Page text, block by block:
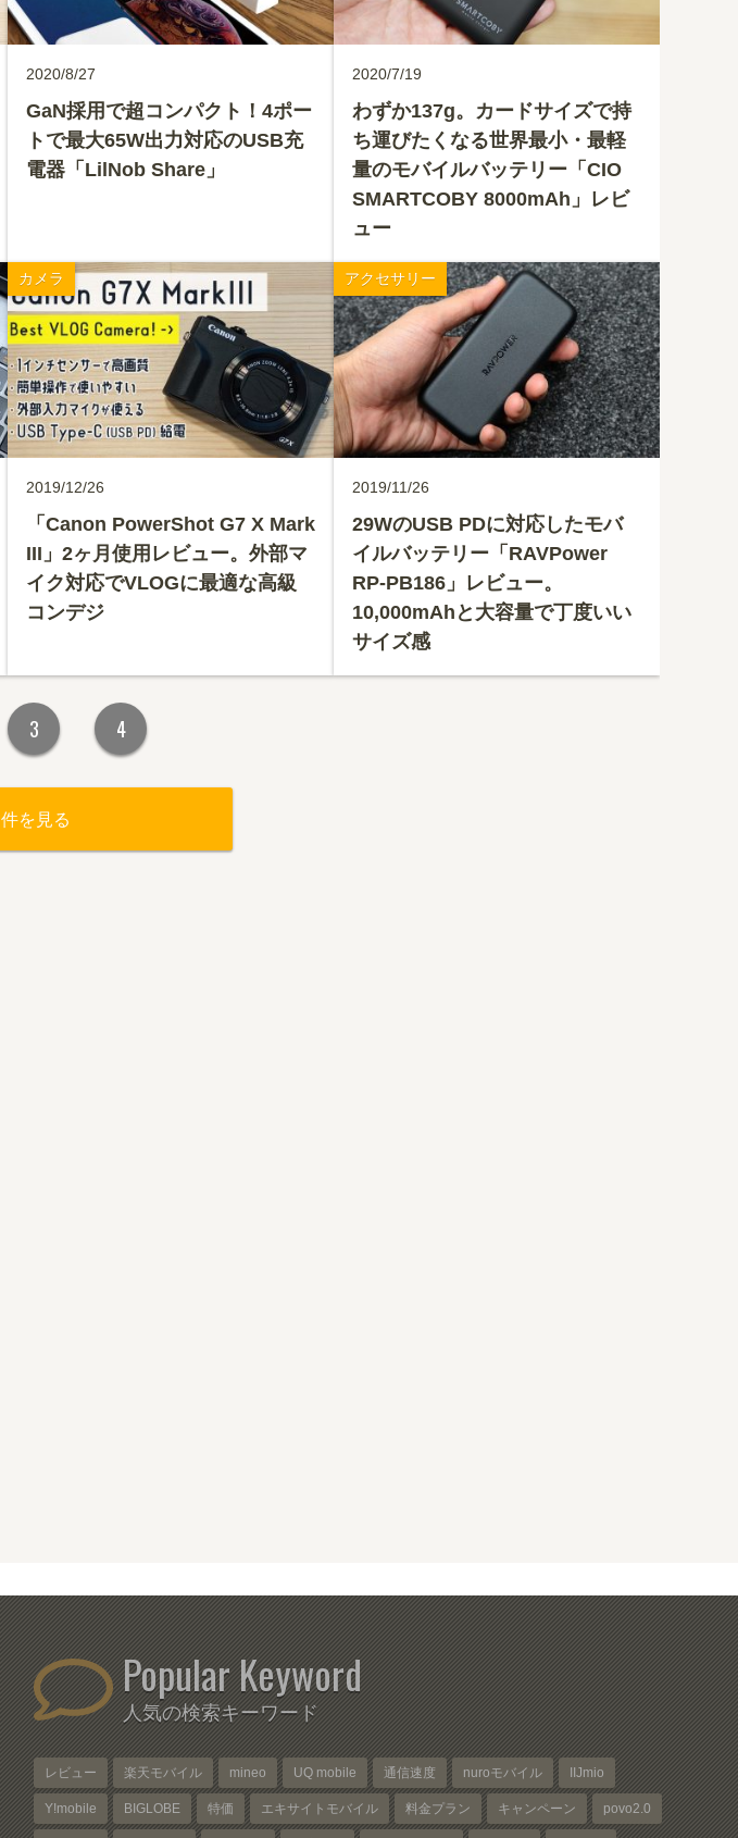
2020/8/27
GaN採用で超コンパクト！4ポー
トで最大65W出力対応のUSB充
電器「LilNob Share」
2020/7/19
わずか137g。カードサイズで持
ち運びたくなる世界最小・最軽
量のモバイルバッテリー「CIO
SMARTCOBY 8000mAh」レビ
ュー
カメラ
2019/12/26
「Canon PowerShot G7 X Mark
III」2ヶ月使用レビュー。外部マ
イク対応でVLOGに最適な高級
コンデジ
アクセサリー
2019/11/26
29WのUSB PDに対応したモバ
イルバッテリー「RAVPower
RP-PB186」レビュー。
10,000mAhと大容量で丁度いい
サイズ感
3 4
件を見る
Popular Keyword
人気の検索キーワード
レビュー 楽天モバイル mineo UQ mobile 通信速度 nuroモバイル IIJmio
Y!mobile BIGLOBE 特価 エキサイトモバイル 料金プラン キャンペーン povo2.0